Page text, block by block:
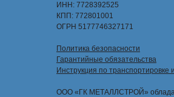
ИНН: 7728392525
КПП: 772801001
ОГРН 5177746327171
Политика безопасности
Гарантийные обязательства
Инструкция по транспортировке
ООО «ГК МЕТАЛЛСТРОЙ»